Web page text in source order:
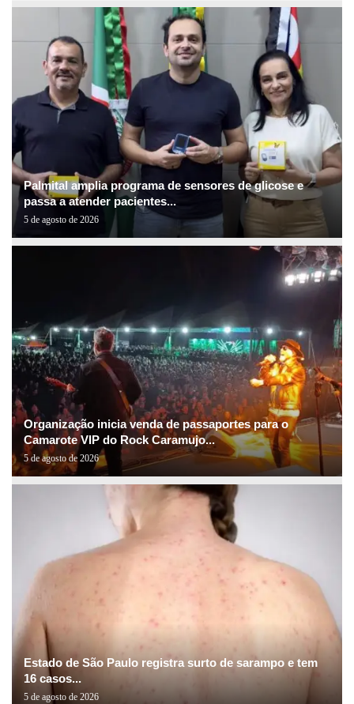
Palmital amplia programa de sensores de glicose e
passa a atender pacientes...
5 de agosto de 2026
Organização inicia venda de passaportes para o
Camarote VIP do Rock Caramujo...
5 de agosto de 2026
Estado de São Paulo registra surto de sarampo e tem
16 casos...
5 de agosto de 2026